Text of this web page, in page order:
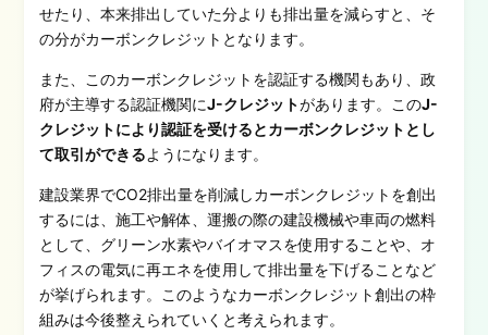
せたり、本来排出していた分よりも排出量を減らすと、そ
の分がカーボンクレジットとなります。
また、このカーボンクレジットを認証する機関もあり、政
府が主導する認証機関にJ-クレジットがあります。このJ-
クレジットにより認証を受けるとカーボンクレジットとし
て取引ができるようになります。
建設業界でCO2排出量を削減しカーボンクレジットを創出
するには、施工や解体、運搬の際の建設機械や車両の燃料
として、グリーン水素やバイオマスを使用することや、オ
フィスの電気に再エネを使用して排出量を下げることなど
が挙げられます。このようなカーボンクレジット創出の枠
組みは今後整えられていくと考えられます。